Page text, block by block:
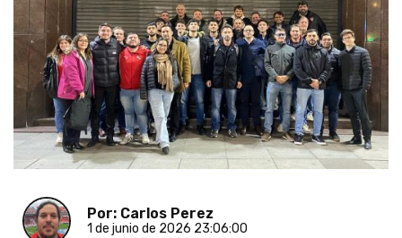
Por: Carlos Perez
1 de junio de 2026 23:06:00